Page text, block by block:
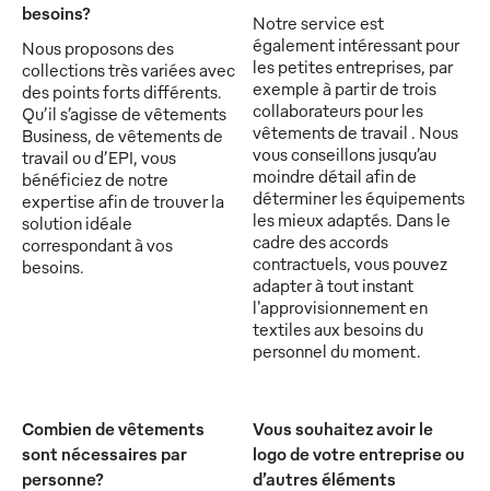
besoins?
Nous proposons des
collections très variées avec
des points forts différents.
Qu’il s’agisse de vêtements
Business, de vêtements de
travail ou d’EPI, vous
bénéficiez de notre
expertise afin de trouver la
solution idéale
correspondant à vos
besoins.
Notre service est
également intéressant pour
les petites entreprises, par
exemple à partir de trois
collaborateurs pour les
vêtements de travail . Nous
vous conseillons jusqu’au
moindre détail afin de
déterminer les équipements
les mieux adaptés. Dans le
cadre des accords
contractuels, vous pouvez
adapter à tout instant
l'approvisionnement en
textiles aux besoins du
personnel du moment.
Combien de vêtements
sont nécessaires par
personne?
Vous souhaitez avoir le
logo de votre entreprise ou
d’autres éléments